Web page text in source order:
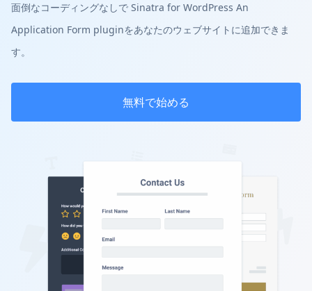
面倒なコーディングなしで Sinatra for WordPress An
Application Form pluginをあなたのウェブサイトに追加できま
す。
無料で始める